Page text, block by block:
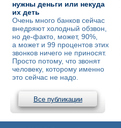
нужны деньги или некуда
их деть
Очень много банков сейчас
внедряют холодный обзвон,
но де-факто, может, 90%,
а может и 99 процентов этих
звонков ничего не приносят.
Просто потому, что звонят
человеку, которому именно
это сейчас не надо.
Все публикации